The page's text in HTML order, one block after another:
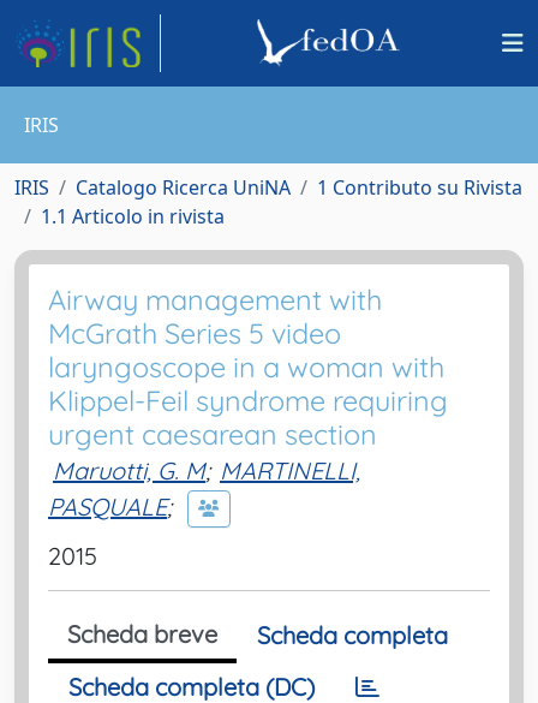
IRIS
IRIS Catalogo Ricerca UniNA
1 Contributo su Rivista
1.1 Articolo in rivista
Airway management with
McGrath Series 5 video
laryngoscope in a woman with
Klippel-Feil syndrome requiring
urgent caesarean section
Maruotti, G. M; MARTINELLI,
PASQUALE;
2015
Scheda breve
Scheda completa
Scheda completa (DC)